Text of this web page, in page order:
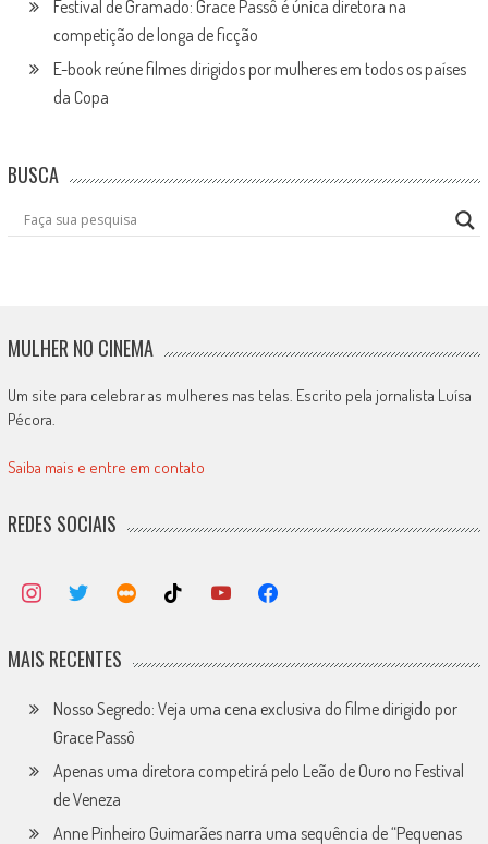
Festival de Gramado: Grace Passô é única diretora na
competição de longa de ficção
E-book reúne filmes dirigidos por mulheres em todos os países
da Copa
BUSCA
MULHER NO CINEMA
Um site para celebrar as mulheres nas telas. Escrito pela jornalista Luísa
Pécora.
Saiba mais e entre em contato
REDES SOCIAIS
MAIS RECENTES
Nosso Segredo: Veja uma cena exclusiva do filme dirigido por
Grace Passô
Apenas uma diretora competirá pelo Leão de Ouro no Festival
de Veneza
Anne Pinheiro Guimarães narra uma sequência de “Pequenas